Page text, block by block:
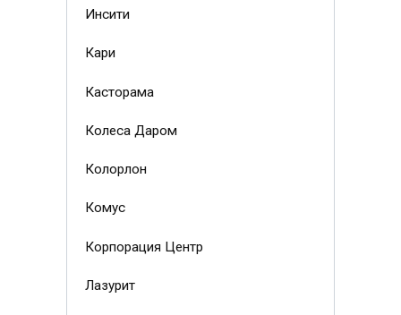
Инсити
Кари
Касторама
Колеса Даром
Колорлон
Комус
Корпорация Центр
Лазурит